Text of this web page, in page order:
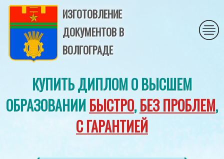
ИЗГОТОВЛЕНИЕ
ДОКУМЕНТОВ В
ВОЛГОГРАДЕ
КУПИТЬ ДИПЛОМ О ВЫСШЕМ
ОБРАЗОВАНИИБЫСТРО,БЕЗ ПРОБЛЕМ,
С ГАРАНТИЕЙ